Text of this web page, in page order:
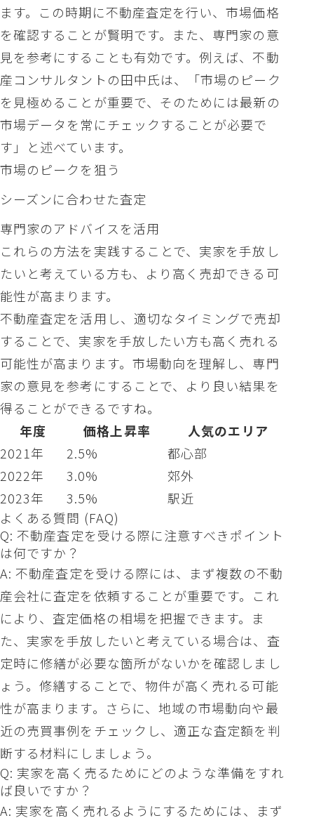
ます。この時期に不動産査定を行い、市場価格
を確認することが賢明です。また、専門家の意
見を参考にすることも有効です。例えば、不動
産コンサルタントの田中氏は、「市場のピーク
を見極めることが重要で、そのためには最新の
市場データを常にチェックすることが必要で
す」と述べています。
市場のピークを狙う
シーズンに合わせた査定
専門家のアドバイスを活用
これらの方法を実践することで、実家を手放し
たいと考えている方も、より高く売却できる可
能性が高まります。
不動産査定を活用し、適切なタイミングで売却
することで、実家を手放したい方も高く売れる
可能性が高まります。市場動向を理解し、専門
家の意見を参考にすることで、より良い結果を
得ることができるですね。
年度
価格上昇率
人気のエリア
2021年
2.5%
都心部
2022年
3.0%
郊外
2023年
3.5%
駅近
よくある質問 (FAQ)
Q: 不動産査定を受ける際に注意すべきポイント
は何ですか？
A: 不動産査定を受ける際には、まず複数の不動
産会社に査定を依頼することが重要です。これ
により、査定価格の相場を把握できます。ま
た、実家を手放したいと考えている場合は、査
定時に修繕が必要な箇所がないかを確認しまし
ょう。修繕することで、物件が高く売れる可能
性が高まります。さらに、地域の市場動向や最
近の売買事例をチェックし、適正な査定額を判
断する材料にしましょう。
Q: 実家を高く売るためにどのような準備をすれ
ば良いですか？
A: 実家を高く売れるようにするためには、まず